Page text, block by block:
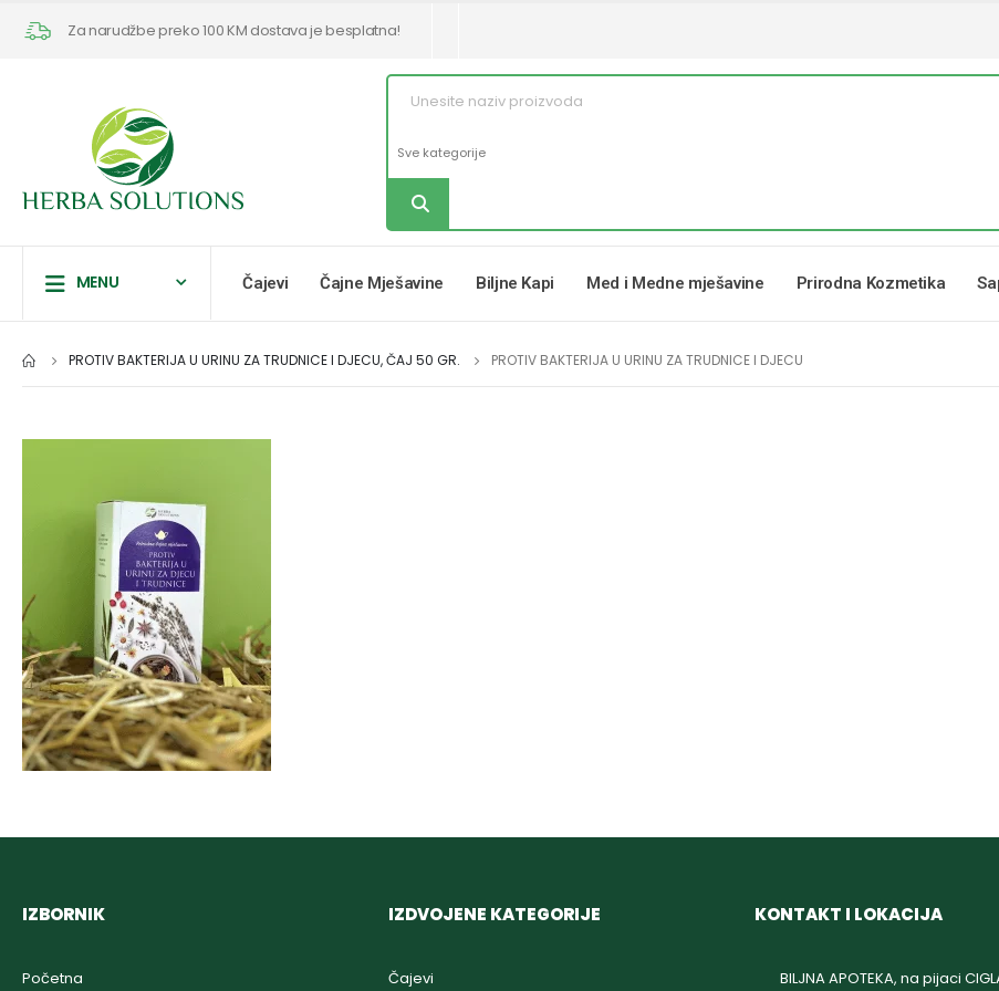
Za narudžbe preko 100 KM dostava je besplatna!
MENU Čajevi Čajne Mješavine Biljne Kapi Med i Medne mješavine Prirodna Kozmetika
PROTIV BAKTERIJA U URINU ZA TRUDNICE I DJECU, ČAJ 50 GR. PROTIV BAKTERIJA U URINU ZA TRUDNICE I DJECU
IZBORNIK
Početna
IZDVOJENE KATEGORIJE
Čajevi
KONTAKT I LOKACIJA
BILJNA APOTEKA, na pijaci